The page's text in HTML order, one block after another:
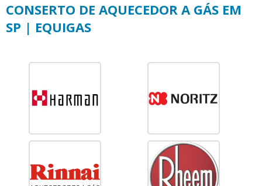
CONSERTO DE AQUECEDOR A GÁS EM
SP | EQUIGAS